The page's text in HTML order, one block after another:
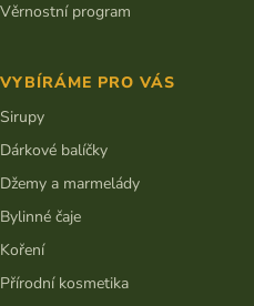
Věrnostní program
VYBÍRÁME PRO VÁS
Sirupy
Dárkové balíčky
Džemy a marmelády
Bylinné čaje
Koření
Přírodní kosmetika